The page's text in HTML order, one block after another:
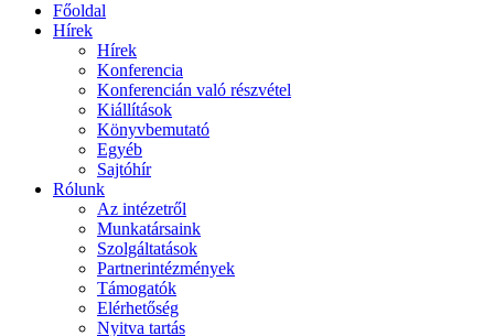
Főoldal
Hírek
Hírek
Konferencia
Konferencián való részvétel
Kiállítások
Könyvbemutató
Egyéb
Sajtóhír
Rólunk
Az intézetről
Munkatársaink
Szolgáltatások
Partnerintézmények
Támogatók
Elérhetőség
Nyitva tartás